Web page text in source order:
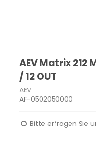
AEV Matrix 212
/ 12 OUT
AEV
AF-0502050000
Bitte erfragen Sie